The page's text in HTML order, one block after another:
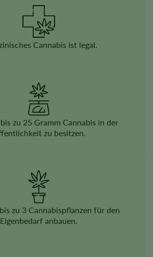
Cannabis ist legal.
zu 25 Gramm Cannabis in der
zu besitzen.
zu 3 Cannabispflanzen für den
Eigenbedarf anbauen.